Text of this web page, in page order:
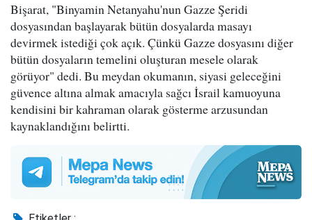
Bişarat, "Binyamin Netanyahu'nun Gazze Şeridi
dosyasından başlayarak bütün dosyalarda masayı
devirmek istediği çok açık. Çünkü Gazze dosyasını diğer
bütün dosyaların temelini oluşturan mesele olarak
görüyor" dedi. Bu meydan okumanın, siyasi geleceğini
güvence altına almak amacıyla sağcı İsrail kamuoyuna
kendisini bir kahraman olarak gösterme arzusundan
kaynaklandığını belirtti.